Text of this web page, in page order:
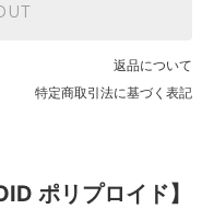
返品について
特定商取引法に基づく表記
ポリプロイド】